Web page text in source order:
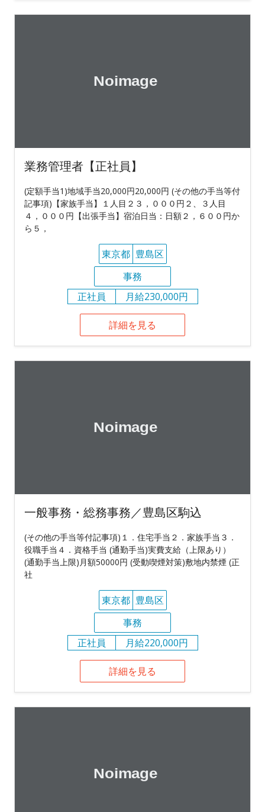
業務管理者【正社員】
(定額手当1)地域手当20,000円20,000円 (その他の手当等付
記事項)【家族手当】１人目２３，０００円２、３人目
４，０００円【出張手当】宿泊日当：日額２，６００円か
ら５，
東京都 豊島区
事務
正社員
月給230,000円
詳細を見る
一般事務・総務事務／豊島区駒込
(その他の手当等付記事項)１．住宅手当２．家族手当３．
役職手当４．資格手当 (通勤手当)実費支給（上限あり）
(通勤手当上限)月額50000円 (受動喫煙対策)敷地内禁煙 (正
社
東京都 豊島区
事務
正社員
月給220,000円
詳細を見る